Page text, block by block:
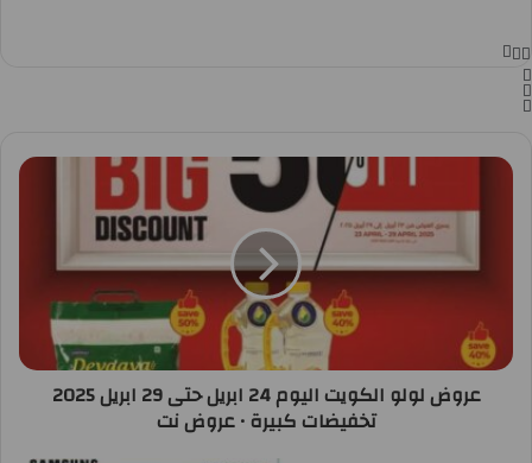
عروض لولو الكويت اليوم 24 ابريل حتى 29 ابريل 2025
تخفيضات كبيرة • عروض نت